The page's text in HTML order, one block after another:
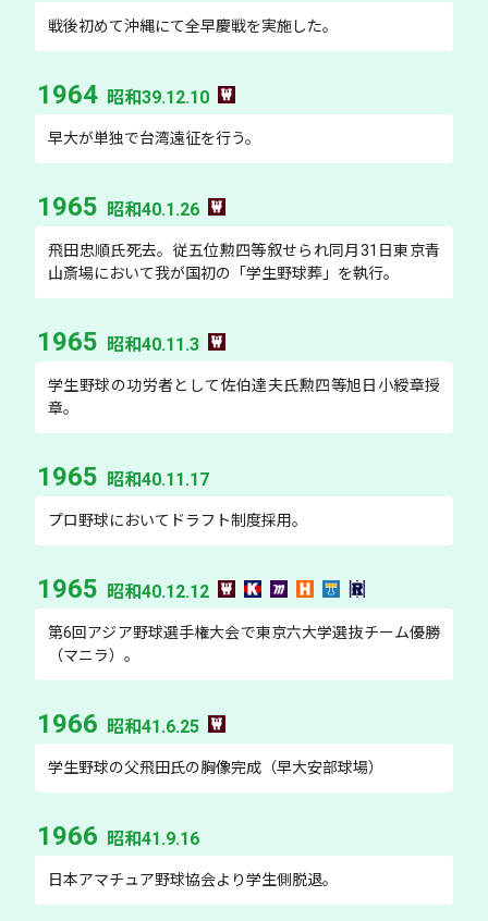
戦後初めて沖縄にて全早慶戦を実施した。
1964 昭和39.12.10
早大が単独で台湾遠征を行う。
1965 昭和40.1.26
飛田忠順氏死去。従五位勲四等叙せられ同月31日東京青
山斎場において我が国初の「学生野球葬」を執行。
1965 昭和40.11.3
学生野球の功労者として佐伯達夫氏勲四等旭日小綬章授
章。
1965 昭和40.11.17
プロ野球においてドラフト制度採用。
1965 昭和40.12.12
第6回アジア野球選手権大会で東京六大学選抜チーム優勝
（マニラ）。
1966 昭和41.6.25
学生野球の父飛田氏の胸像完成（早大安部球場）
1966 昭和41.9.16
日本アマチュア野球協会より学生側脱退。